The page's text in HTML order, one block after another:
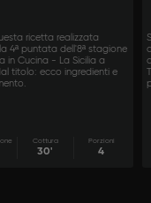
ricetta realizzata
4ª puntata dell'8ª stagione
in Cucina - La Sicilia a
titolo: ecco ingredienti e
Cottura
30'
Porzioni
4